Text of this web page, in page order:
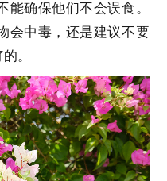
确保他们不会误食。
会中毒，还是建议不要
。